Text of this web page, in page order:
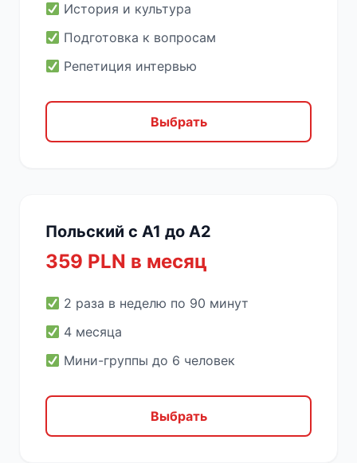
История и культура
Подготовка к вопросам
Репетиция интервью
Выбрать
Польский с A1 до A2
359 PLN в месяц
2 раза в неделю по 90 минут
4 месяца
Мини-группы до 6 человек
Выбрать